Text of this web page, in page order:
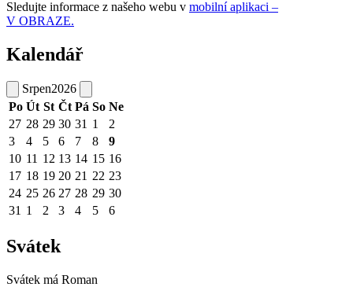
Sledujte informace z našeho webu v mobilní aplikaci –
V OBRAZE.
Kalendář
Srpen2026
Po Út St Čt Pá So Ne
27 28 29 30 31 1
2
3
4 5 6 7 8
9
10 11 12 13 14 15 16
17 18 19 20 21 22 23
24 25 26 27 28 29 30
31 1 2 3 4 5 6
Svátek
Svátek má Roman